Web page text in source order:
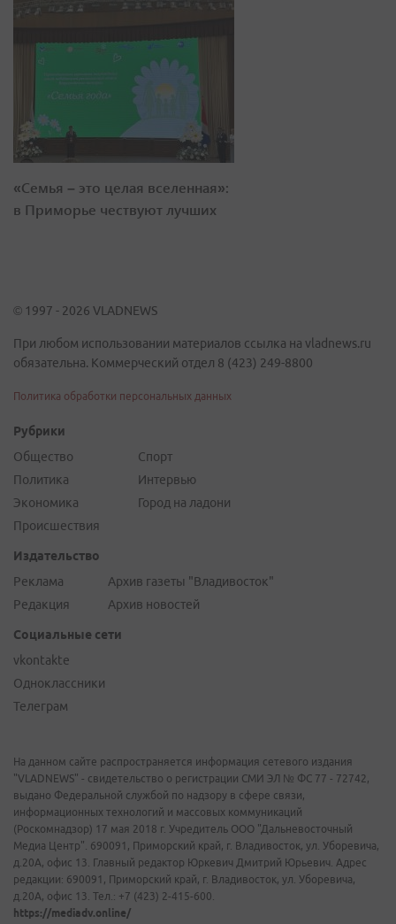
«Семья – это целая вселенная»:
в Приморье чествуют лучших
© 1997 - 2026 VLADNEWS
При любом использовании материалов ссылка на vladnews.ru
обязательна. Коммерческий отдел 8 (423) 249-8800
Политика обработки персональных данных
Рубрики
Общество
Политика
Экономика
Происшествия
Спорт
Интервью
Город на ладони
Издательство
Реклама
Редакция
Архив газеты "Владивосток"
Архив новостей
Социальные сети
vkontakte
Одноклассники
Телеграм
На данном сайте распространяется информация сетевого издания
"VLADNEWS" - свидетельство о регистрации СМИ ЭЛ № ФС 77 - 72742,
выдано Федеральной службой по надзору в сфере связи,
информационных технологий и массовых коммуникаций
(Роскомнадзор) 17 мая 2018 г. Учредитель ООО "Дальневосточный
Медиа Центр". 690091, Приморский край, г. Владивосток, ул. Уборевича,
д.20А, офис 13. Главный редактор Юркевич Дмитрий Юрьевич. Адрес
редакции: 690091, Приморский край, г. Владивосток, ул. Уборевича,
д.20А, офис 13. Тел.: +7 (423) 2-415-600.
https://mediadv.online/